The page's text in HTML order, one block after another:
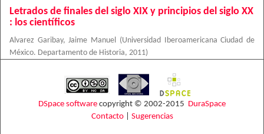
Letrados de finales del siglo XIX y principios del siglo XX
: los científicos
Alvarez Garibay, Jaime Manuel (Universidad Iberoamericana Ciudad de
México. Departamento de Historia, 2011)
DSpace software copyright © 2002-2015 DuraSpace
Contacto| Sugerencias